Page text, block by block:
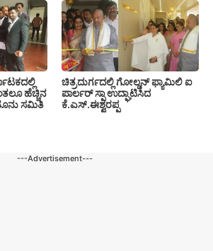
ಹೆಚ್ಚಿನ
ಸಮಿತಿ
ಚಿತ್ರದುರ್ಗದಲ್ಲಿ ಗೋಲ್ಡನ್ ಫ್ಯಾಮಿಲಿ ಐ
ಪಾರ್ಲರ್ ಸ್ಪಾ ಉದ್ಘಾಟಿಸಿದ
ಕೆ.ಎಸ್.ಈಶ್ವರಪ್ಪ
---Advertisement---